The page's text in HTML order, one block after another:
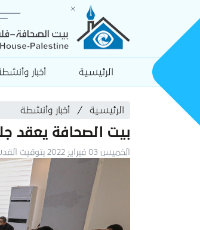
الرئيسية أخبار
الرئيسية أخبار وأنشطة
بيت الصحافة يعقد
الخميس 03 فبراير 2022 بتوقيت القدس المحتلة